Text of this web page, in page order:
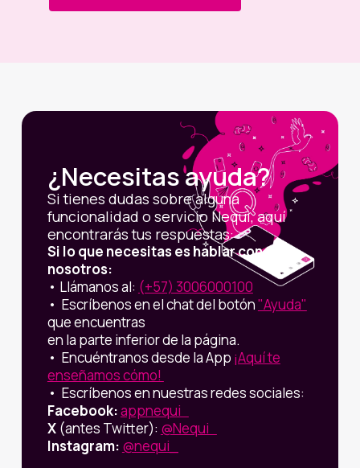
¿Necesitas ayuda?
Si tienes dudas sobre alguna
funcionalidad o servicio Nequi, aquí
encontrarás tus respuestas:
Si lo que necesitas es hablar con
nosotros:
• Llámanos al: (+57) 3006000100
• Escríbenos en el chat del botón"Ayuda"
que encuentras
en la parte inferior de la página.
• Encuéntranos desde la App ¡Aquí te
enseñamos cómo!
• Escríbenos en nuestras redes sociales:
Facebook:appnequi
X (antes Twitter): @Nequi
Instagram: @nequi_